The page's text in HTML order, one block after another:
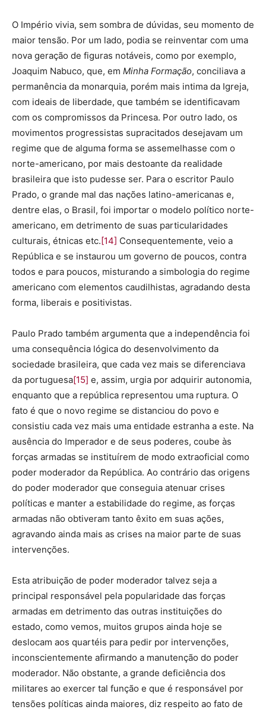
O Império vivia, sem sombra de dúvidas, seu momento de
maior tensão. Por um lado, podia se reinventar com uma
nova geração de figuras notáveis, como por exemplo,
Joaquim Nabuco, que, em Minha Formação, conciliava a
permanência da monarquia, porém mais intima da Igreja,
com ideais de liberdade, que também se identificavam
com os compromissos da Princesa. Por outro lado, os
movimentos progressistas supracitados desejavam um
regime que de alguma forma se assemelhasse com o
norte-americano, por mais destoante da realidade
brasileira que isto pudesse ser. Para o escritor Paulo
Prado, o grande mal das nações latino-americanas e,
dentre elas, o Brasil, foi importar o modelo político norte-
americano, em detrimento de suas particularidades
culturais, étnicas etc.[14] Consequentemente, veio a
República e se instaurou um governo de poucos, contra
todos e para poucos, misturando a simbologia do regime
americano com elementos caudilhistas, agradando desta
forma, liberais e positivistas.
Paulo Prado também argumenta que a independência foi
uma consequência lógica do desenvolvimento da
sociedade brasileira, que cada vez mais se diferenciava
da portuguesa[15] e, assim, urgia por adquirir autonomia,
enquanto que a república representou uma ruptura. O
fato é que o novo regime se distanciou do povo e
consistiu cada vez mais uma entidade estranha a este. Na
ausência do Imperador e de seus poderes, coube às
forças armadas se instituírem de modo extraoficial como
poder moderador da República. Ao contrário das origens
do poder moderador que conseguia atenuar crises
políticas e manter a estabilidade do regime, as forças
armadas não obtiveram tanto êxito em suas ações,
agravando ainda mais as crises na maior parte de suas
intervenções.
Esta atribuição de poder moderador talvez seja a
principal responsável pela popularidade das forças
armadas em detrimento das outras instituições do
estado, como vemos, muitos grupos ainda hoje se
deslocam aos quartéis para pedir por intervenções,
inconscientemente afirmando a manutenção do poder
moderador. Não obstante, a grande deficiência dos
militares ao exercer tal função e que é responsável por
tensões políticas ainda maiores, diz respeito ao fato de